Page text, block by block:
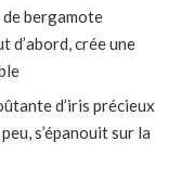
bergamote
d’abord, crée une
d’iris précieux
s’épanouit sur la